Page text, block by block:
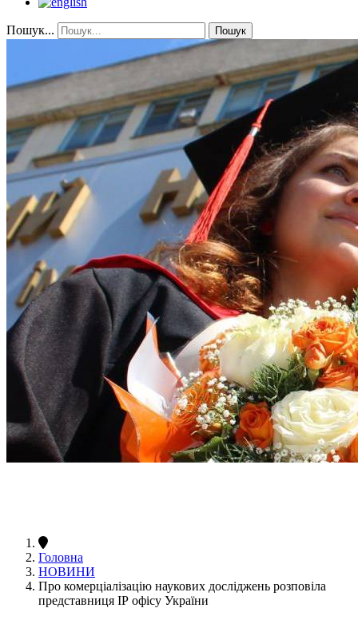
Пошук... Пошук
Головна
НОВИНИ
Про комерціалізацію наукових досліджень розповіла
представниця ІР офісу України